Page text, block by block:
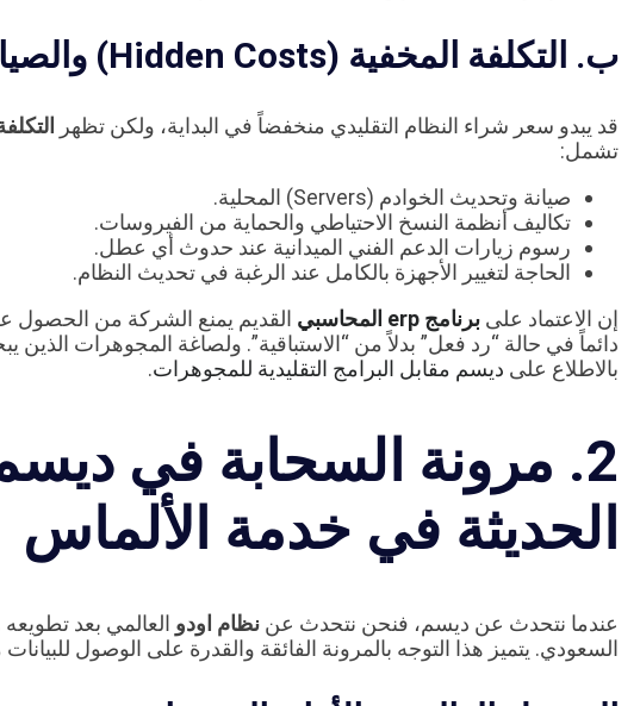
ب. التكلفة المخفية (Hidden Costs) والصيانة المرهقة
قد يبدو سعر شراء النظام التقليدي منخفضاً في البداية، ولكن تظهر
تشمل:
صيانة وتحديث الخوادم (Servers) المحلية.
تكاليف أنظمة النسخ الاحتياطي والحماية من الفيروسات.
رسوم زيارات الدعم الفني الميدانية عند حدوث أي عطل.
الحاجة لتغيير الأجهزة بالكامل عند الرغبة في تحديث النظام.
إن الاعتماد على برنامج erp المحاسبي
القديم يمنع الشركة من الحصول
دائماً في حالة “رد فعل” بدلاً من “الاستباقية”. ولصاغة المجوهرات الذين
بالاطلاع على ديسم مقابل البرامج التقليدية للمجوهرات.
2. مرونة السحابة في
الحديثة في خدمة الألماس
عندما نتحدث عن ديسم، فنحن نتحدث عن نظام اودو العالمي بعد
السعودي. يتميز هذا التوجه بالمرونة الفائقة والقدرة على الوصول